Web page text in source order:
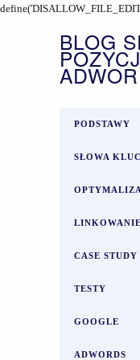
BLOG
PODSTAWY
SŁOWA
LINKOWANIE
CASE STUDY
TESTY
GOOGLE
ADWORDS